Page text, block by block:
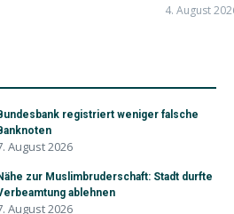
4. August
registriert weniger falsche
August 2026
zur Muslimbruderschaft: Stadt durfte
ablehnen
August 2026